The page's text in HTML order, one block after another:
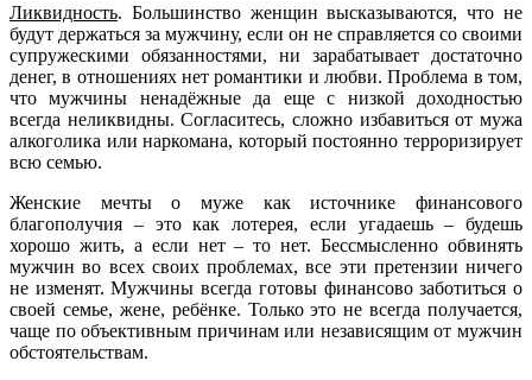
Ликвидность. Большинство женщин высказываются, что не
будут держаться за мужчину, если он не справляется со своими
супружескими обязанностями, ни зарабатывает достаточно
денег, в отношениях нет романтики и любви. Проблема в том,
что мужчины ненадёжные да еще с низкой доходностью
всегда неликвидны. Согласитесь, сложно избавиться от мужа
алкоголика или наркомана, который постоянно терроризирует
всю семью.
Женские мечты о муже как источнике финансового
благополучия – это как лотерея, если угадаешь – будешь
хорошо жить, а если нет – то нет. Бессмысленно обвинять
мужчин во всех своих проблемах, все эти претензии ничего
не изменят. Мужчины всегда готовы финансово заботиться о
своей семье, жене, ребёнке. Только это не всегда получается,
чаще по объективным причинам или независящим от мужчин
обстоятельствам.